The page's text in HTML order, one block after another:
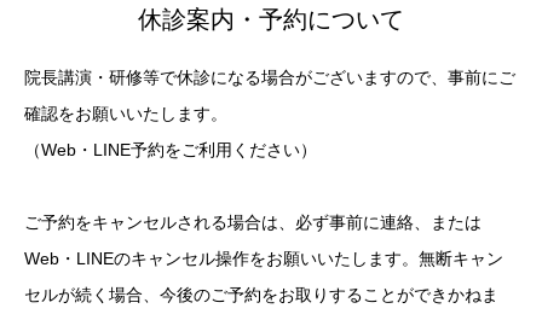
休診案内・予約について
院長講演・研修等で休診になる場合がございますので、事前にご
確認をお願いいたします。
（Web・LINE予約をご利用ください）
ご予約をキャンセルされる場合は、必ず事前に連絡、または
Web・LINEのキャンセル操作をお願いいたします。無断キャン
セルが続く場合、今後のご予約をお取りすることができかねま